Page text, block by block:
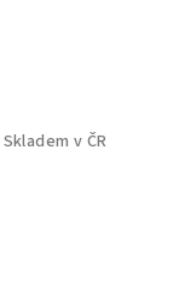
Skladem v ČR